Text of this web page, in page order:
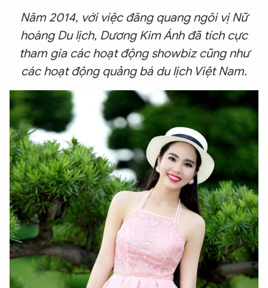
Năm 2014, với việc đăng quang ngôi vị Nữ
hoàng Du lịch, Dương Kim Ánh đã tích cực
tham gia các hoạt động showbiz cũng như
các hoạt động quảng bá du lịch Việt Nam.